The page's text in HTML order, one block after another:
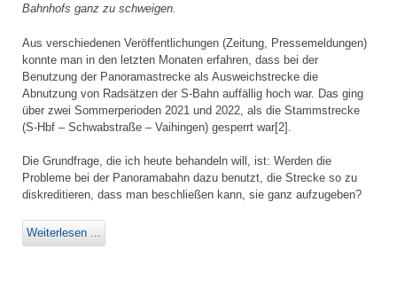
Bahnhofs ganz zu schweigen.
Aus verschiedenen Veröffentlichungen (Zeitung, Pressemeldungen)
konnte man in den letzten Monaten erfahren, dass bei der
Benutzung der Panoramastrecke als Ausweichstrecke die
Abnutzung von Radsätzen der S-Bahn auffällig hoch war. Das ging
über zwei Sommerperioden 2021 und 2022, als die Stammstrecke
(S-Hbf – Schwabstraße – Vaihingen) gesperrt war[2].
Die Grundfrage, die ich heute behandeln will, ist: Werden die
Probleme bei der Panoramabahn dazu benutzt, die Strecke so zu
diskreditieren, dass man beschließen kann, sie ganz aufzugeben?
Weiterlesen ...